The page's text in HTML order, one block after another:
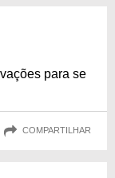
para se
COMPARTILHAR